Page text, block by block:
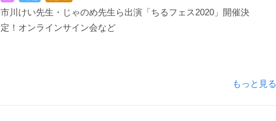
市川けい先生・じゃのめ先生ら出演「ちるフェス2020」開催決
定！オンラインサイン会など
もっと見る